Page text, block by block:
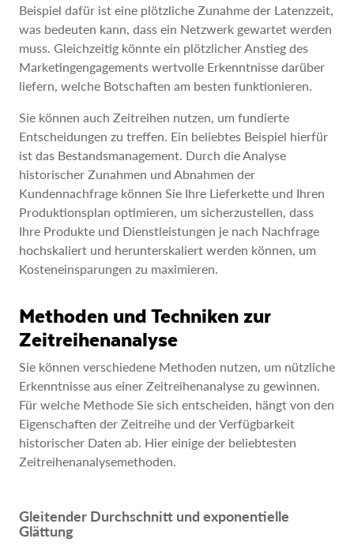
Beispiel dafür ist eine plötzliche Zunahme der Latenzzeit,
was bedeuten kann, dass ein Netzwerk gewartet werden
muss. Gleichzeitig könnte ein plötzlicher Anstieg des
Marketingengagements wertvolle Erkenntnisse darüber
liefern, welche Botschaften am besten funktionieren.
Sie können auch Zeitreihen nutzen, um fundierte
Entscheidungen zu treffen. Ein beliebtes Beispiel hierfür
ist das Bestandsmanagement. Durch die Analyse
historischer Zunahmen und Abnahmen der
Kundennachfrage können Sie Ihre Lieferkette und Ihren
Produktionsplan optimieren, um sicherzustellen, dass
Ihre Produkte und Dienstleistungen je nach Nachfrage
hochskaliert und herunterskaliert werden können, um
Kosteneinsparungen zu maximieren.
Methoden und Techniken zur
Zeitreihenanalyse
Sie können verschiedene Methoden nutzen, um nützliche
Erkenntnisse aus einer Zeitreihenanalyse zu gewinnen.
Für welche Methode Sie sich entscheiden, hängt von den
Eigenschaften der Zeitreihe und der Verfügbarkeit
historischer Daten ab. Hier einige der beliebtesten
Zeitreihenanalysemethoden.
Gleitender Durchschnitt und exponentielle
Glättung